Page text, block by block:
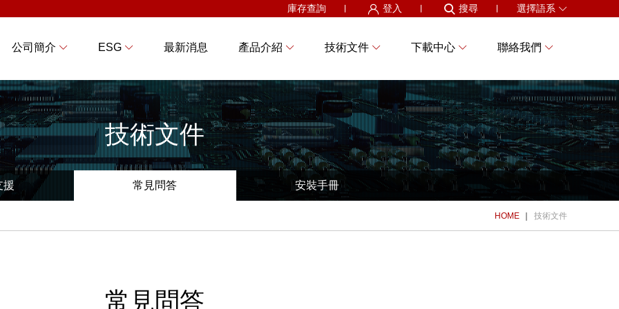
庫存查詢 登入 搜尋 選擇語系
公司簡介 ESG 最新消息 產品介紹 技術文件 下載中心 聯絡我們
技術文件
援 常見問答 安裝手冊
HOME 技術文件
常見問答